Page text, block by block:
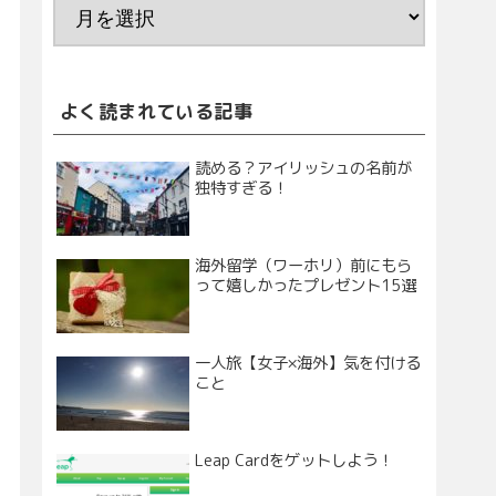
よく読まれている記事
読める？アイリッシュの名前が
独特すぎる！
海外留学（ワーホリ）前にもら
って嬉しかったプレゼント15選
一人旅【女子×海外】気を付ける
こと
Leap Cardをゲットしよう！